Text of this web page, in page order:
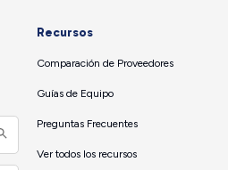
Recursos
Comparación de Proveedores
Guías de Equipo
Preguntas Frecuentes
Ver todos los recursos